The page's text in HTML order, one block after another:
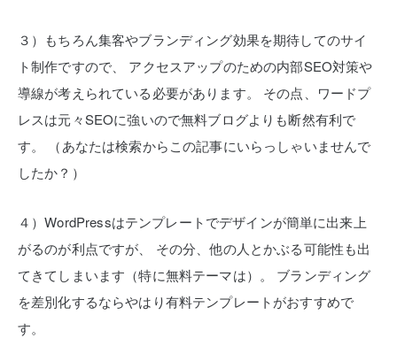
３）もちろん集客やブランディング効果を期待してのサイ
ト制作ですので、
アクセスアップのための内部SEO対策や
導線が考えられている必要があります。
その点、ワードプ
レスは元々SEOに強いので無料ブログよりも断然有利で
す。
（あなたは検索からこの記事にいらっしゃいませんで
したか？）
４）WordPressはテンプレートでデザインが簡単に出来上
がるのが利点ですが、
その分、他の人とかぶる可能性も出
てきてしまいます（特に無料テーマは）。
ブランディング
を差別化するならやはり有料テンプレートがおすすめで
す。